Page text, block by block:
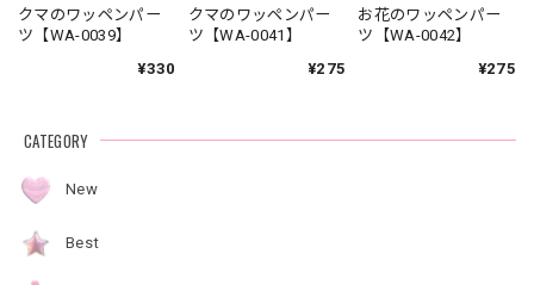
クマのワッペンパー
ツ【WA-0039】
¥330
クマのワッペンパー
ツ【WA-0041】
¥275
お花のワッペンパー
ツ【WA-0042】
¥275
CATEGORY
New
Best